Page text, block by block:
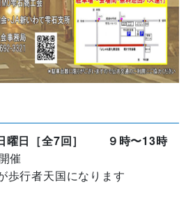
曜日［全7回］ ９時〜13時
催
歩行者天国になります